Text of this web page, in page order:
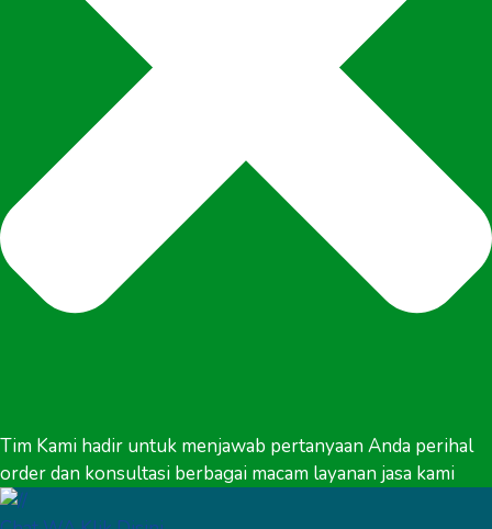
Tim Kami hadir untuk menjawab pertanyaan Anda perihal
order dan konsultasi berbagai macam layanan jasa kami